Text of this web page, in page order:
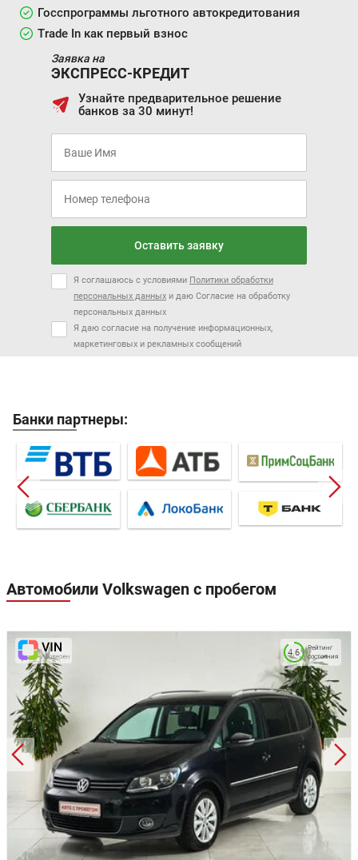
Госспрограммы льготного автокредитования
Trade In как первый взнос
Заявка на
ЭКСПРЕСС-КРЕДИТ
Узнайте предварительное решение
банков за 30 минут!
Оставить заявку
Я соглашаюсь с условиями Политики обработки
персональных данных и даю Согласие на обработку
персональных данных
Я даю согласие на получение информационных,
маркетинговых и рекламных сообщений
Банки партнеры:
Автомобили Volkswagen с пробегом
Рейтинг
состояния
4.6